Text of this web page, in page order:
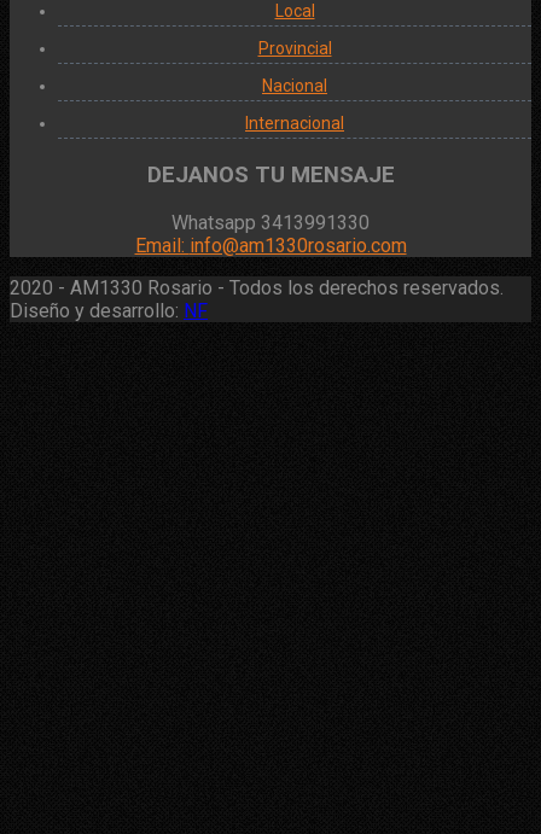
Local
Provincial
Nacional
Internacional
DEJANOS TU MENSAJE
Whatsapp 3413991330
Email: info@am1330rosario.com
2020 - AM1330 Rosario - Todos los derechos reservados.
Diseño y desarrollo: NF